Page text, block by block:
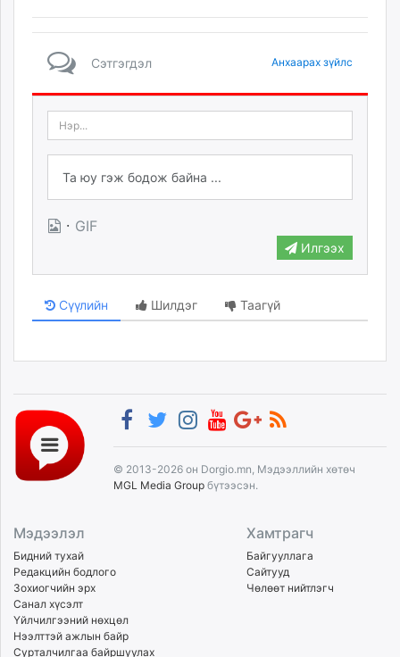
Сэтгэгдэл Анхаарах зүйлс
· GIF
Илгээх
Сүүлийн Шилдэг Таагүй
© 2013-2026 он Dorgio.mn, Мэдээллийн хөтөч
MGL Media Group бүтээсэн.
Мэдээлэл
Бидний тухай
Редакцийн бодлого
Зохиогчийн эрх
Санал хүсэлт
Үйлчилгээний нөхцөл
Нээлттэй ажлын байр
Сурталчилгаа байршуулах
Хамтрагч
Байгууллага
Сайтууд
Чөлөөт нийтлэгч